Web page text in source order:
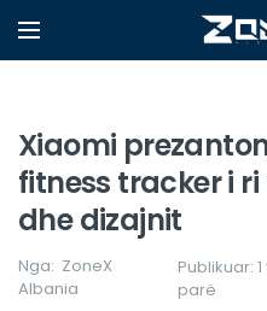
Xiaomi
fitness tracker i
dhe dizajnit
Nga: ZoneX
Albania
Publikuar:
parë